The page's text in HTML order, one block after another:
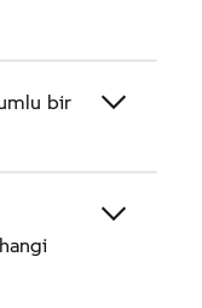
bir